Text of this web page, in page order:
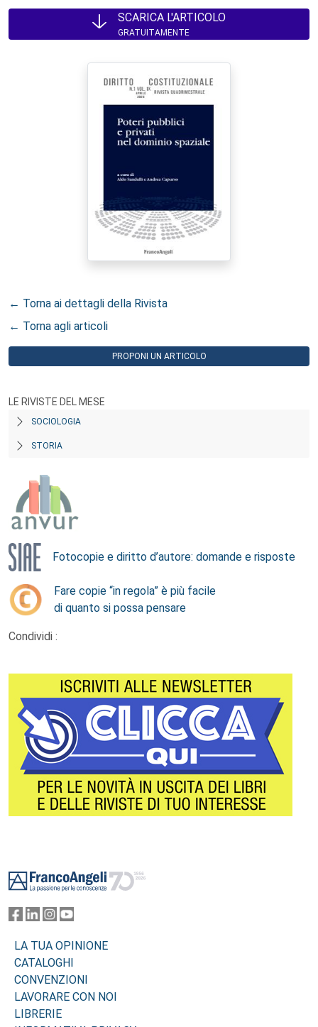
SCARICA L'ARTICOLO
GRATUITAMENTE
← Torna ai dettagli della Rivista
← Torna agli articoli
PROPONI UN ARTICOLO
LE RIVISTE DEL MESE
SOCIOLOGIA
STORIA
Fotocopie e diritto d’autore: domande e risposte
Fare copie “in regola” è più facile
di quanto si possa pensare
Condividi :
LA TUA OPINIONE
CATALOGHI
CONVENZIONI
LAVORARE CON NOI
LIBRERIE